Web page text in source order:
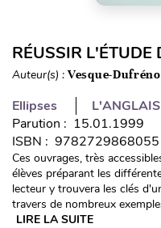
RÉUSSIR L'ÉTUDE
Auteur(s) : Vesque-
Ellipses
Parution : 15.01.1999
ISBN : 9782729868055
Ces ouvrages, très
élèves préparant les
lecteur y trouvera les clés
travers de nombreux
LIRE LA SUITE